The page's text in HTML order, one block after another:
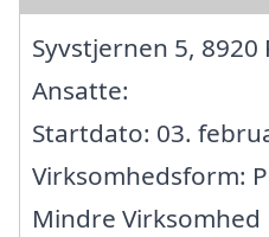
Syvstjernen 5, 8920
Ansatte:
Startdato: 03.
Virksomhedsform:
Mindre Virksomhed